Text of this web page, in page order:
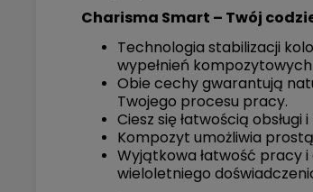
Charisma Smart – Twój
Technologia stabilizacji
wypełnień kompozytowych
Obie cechy gwarantują
Twojego procesu pracy.
Ciesz się łatwością
Kompozyt umożliwia
Wyjątkowa łatwość pracy i
wieloletniego